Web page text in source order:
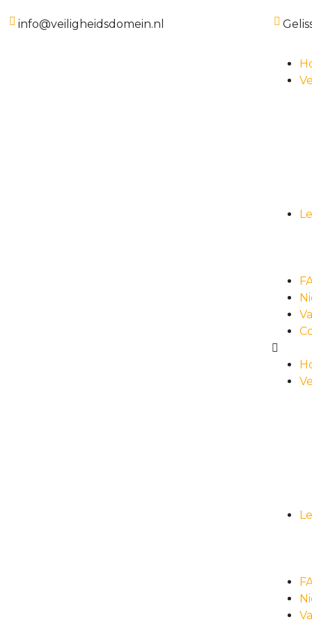
info@veiligheidsdomein.nl